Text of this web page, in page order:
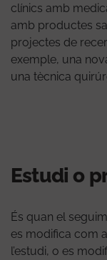
clínics amb
amb productes
projectes de
exemple, una
una tècnica
Estudi o
És quan el
es modifica com
l’estudi, o es